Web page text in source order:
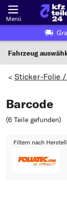
Menü
Fahrzeug
Nationaler
Wo finde ich die?
Oder
> Sticker-Folie
Barcode
(6 Teile gefunden)
Filtern nach